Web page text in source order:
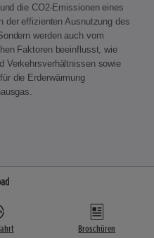
die CO2-Emissionen eines
der effizienten Ausnutzung des
werden auch vom
Faktoren beeinflusst, wie
Verkehrsverhältnissen sowie
die Erderwärmung
Broschüren